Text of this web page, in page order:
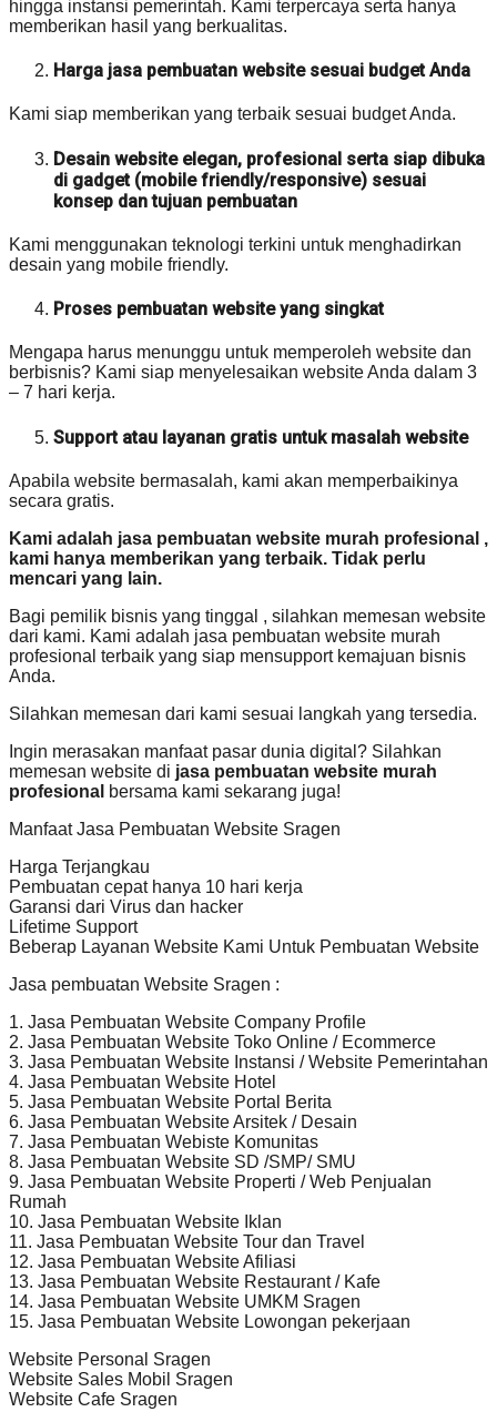
hingga instansi pemerintah. Kami terpercaya serta hanya
memberikan hasil yang berkualitas.
Harga jasa pembuatan website sesuai budget Anda
Kami siap memberikan yang terbaik sesuai budget Anda.
Desain website elegan, profesional serta siap dibuka
di gadget (mobile friendly/responsive) sesuai
konsep dan tujuan pembuatan
Kami menggunakan teknologi terkini untuk menghadirkan
desain yang mobile friendly.
Proses pembuatan website yang singkat
Mengapa harus menunggu untuk memperoleh website dan
berbisnis? Kami siap menyelesaikan website Anda dalam 3
– 7 hari kerja.
Support atau layanan gratis untuk masalah website
Apabila website bermasalah, kami akan memperbaikinya
secara gratis.
Kami adalah jasa pembuatan website murah profesional ,
kami hanya memberikan yang terbaik. Tidak perlu
mencari yang lain.
Bagi pemilik bisnis yang tinggal , silahkan memesan website
dari kami. Kami adalah jasa pembuatan website murah
profesional terbaik yang siap mensupport kemajuan bisnis
Anda.
Silahkan memesan dari kami sesuai langkah yang tersedia.
Ingin merasakan manfaat pasar dunia digital? Silahkan
memesan website di jasa pembuatan website murah
profesional bersama kami sekarang juga!
Manfaat Jasa Pembuatan Website Sragen
Harga Terjangkau
Pembuatan cepat hanya 10 hari kerja
Garansi dari Virus dan hacker
Lifetime Support
Beberap Layanan Website Kami Untuk Pembuatan Website
Jasa pembuatan Website Sragen :
1. Jasa Pembuatan Website Company Profile
2. Jasa Pembuatan Website Toko Online / Ecommerce
3. Jasa Pembuatan Website Instansi / Website Pemerintahan
4. Jasa Pembuatan Website Hotel
5. Jasa Pembuatan Website Portal Berita
6. Jasa Pembuatan Website Arsitek / Desain
7. Jasa Pembuatan Webiste Komunitas
8. Jasa Pembuatan Website SD /SMP/ SMU
9. Jasa Pembuatan Website Properti / Web Penjualan
Rumah
10. Jasa Pembuatan Website Iklan
11. Jasa Pembuatan Website Tour dan Travel
12. Jasa Pembuatan Website Afiliasi
13. Jasa Pembuatan Website Restaurant / Kafe
14. Jasa Pembuatan Website UMKM Sragen
15. Jasa Pembuatan Website Lowongan pekerjaan
Website Personal Sragen
Website Sales Mobil Sragen
Website Cafe Sragen